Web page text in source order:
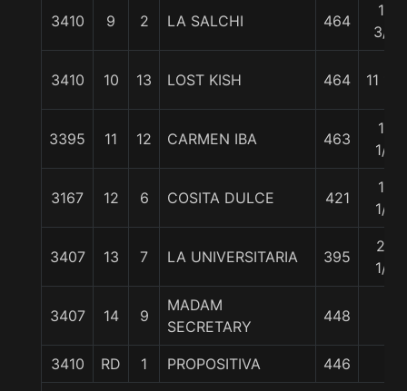
3410 9 2 LA SALCHI 464
10
3/4
3410 10 13 LOST KISH 464 11 1/2
3395 11 12 CARMEN IBA 463
13
1/2
3167 12 6 COSITA DULCE 421
18
1/2
3407 13 7 LA UNIVERSITARIA 395
25
1/2
3407 14 9
MADAM
SECRETARY
448
3410 RD 1 PROPOSITIVA 446